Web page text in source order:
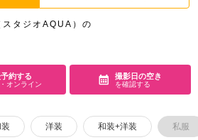
スタジオトップ
タジオAQUA）の
約する
オンライン
撮影日の空き
を確認する
洋装 和装+洋装 私服